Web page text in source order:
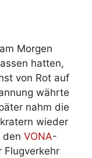
Morgen
hatten,
von Rot auf
währte
nahm die
wieder
den VONA-
Flugverkehr